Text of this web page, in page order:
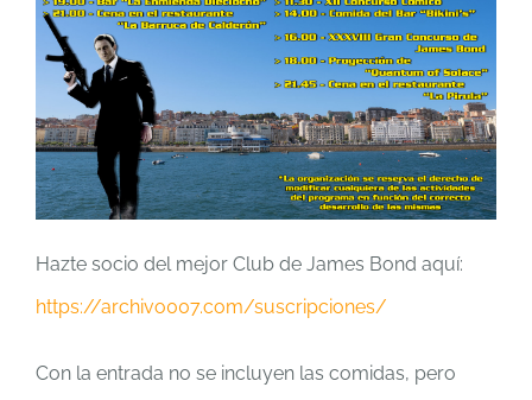
Hazte socio del mejor Club de James Bond aquí:
https://archivo007.com/suscripciones/
Con la entrada no se incluyen las comidas, pero